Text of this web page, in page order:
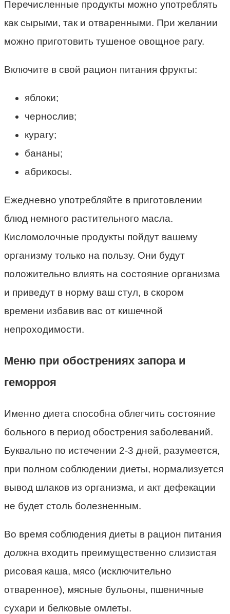
Перечисленные продукты можно употреблять
как сырыми, так и отваренными. При желании
можно приготовить тушеное овощное рагу.
Включите в свой рацион питания фрукты:
яблоки;
чернослив;
курагу;
бананы;
абрикосы.
Ежедневно употребляйте в приготовлении
блюд немного растительного масла.
Кисломолочные продукты пойдут вашему
организму только на пользу. Они будут
положительно влиять на состояние организма
и приведут в норму ваш стул, в скором
времени избавив вас от кишечной
непроходимости.
Меню при обострениях запора и
геморроя
Именно диета способна облегчить состояние
больного в период обострения заболеваний.
Буквально по истечении 2-3 дней, разумеется,
при полном соблюдении диеты, нормализуется
вывод шлаков из организма, и акт дефекации
не будет столь болезненным.
Во время соблюдения диеты в рацион питания
должна входить преимущественно слизистая
рисовая каша, мясо (исключительно
отваренное), мясные бульоны, пшеничные
сухари и белковые омлеты.